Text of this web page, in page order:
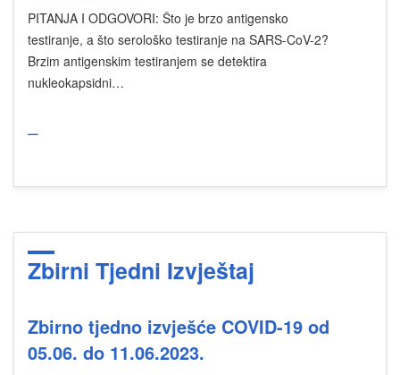
PITANJA I ODGOVORI: Što je brzo antigensko
testiranje, a što serološko testiranje na SARS-CoV-2?
Brzim antigenskim testiranjem se detektira
nukleokapsidni…
Zbirni Tjedni Izvještaj
Zbirno tjedno izvješće COVID-19 od
05.06. do 11.06.2023.